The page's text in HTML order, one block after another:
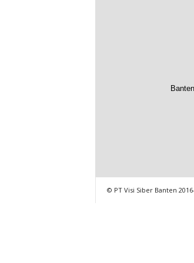
© PT Visi Siber Banten